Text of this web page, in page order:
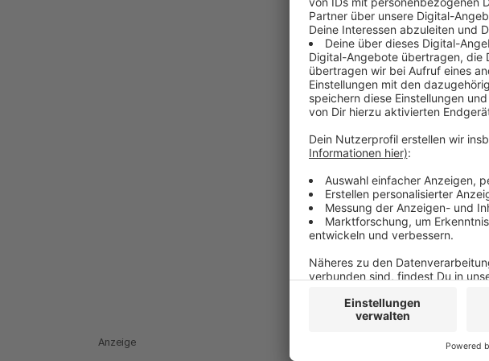
Im
einem
alle 1.300
Anzeige
Am
der
Anzeige
Anzeige